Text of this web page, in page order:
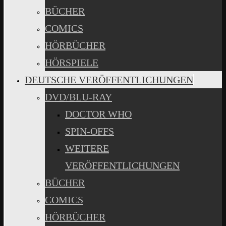
BÜCHER
COMICS
HÖRBÜCHER
HÖRSPIELE
DEUTSCHE VERÖFFENTLICHUNGEN
DVD/BLU-RAY
DOCTOR WHO
SPIN-OFFS
WEITERE
VERÖFFENTLICHUNGEN
BÜCHER
COMICS
HÖRBÜCHER